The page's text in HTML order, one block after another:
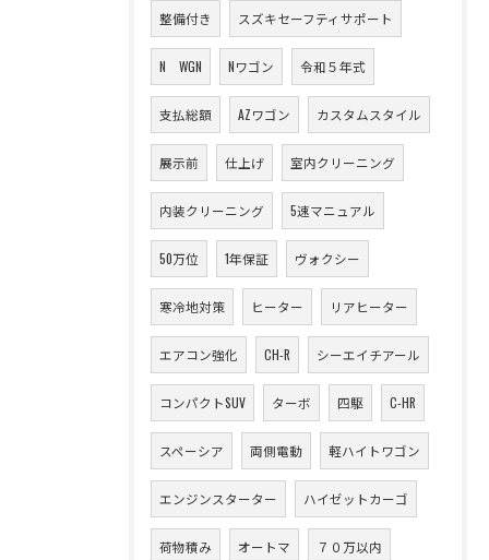
整備付き スズキセーフティサポート
N WGN Nワゴン 令和５年式
支払総額 AZワゴン カスタムスタイル
展示前 仕上げ 室内クリーニング
内装クリーニング 5速マニュアル
50万位 1年保証 ヴォクシー
寒冷地対策 ヒーター リアヒーター
エアコン強化 CH-R シーエイチアール
コンパクトSUV ターボ 四駆 C-HR
スペーシア 両側電動 軽ハイトワゴン
エンジンスターター ハイゼットカーゴ
荷物積み オートマ ７０万以内